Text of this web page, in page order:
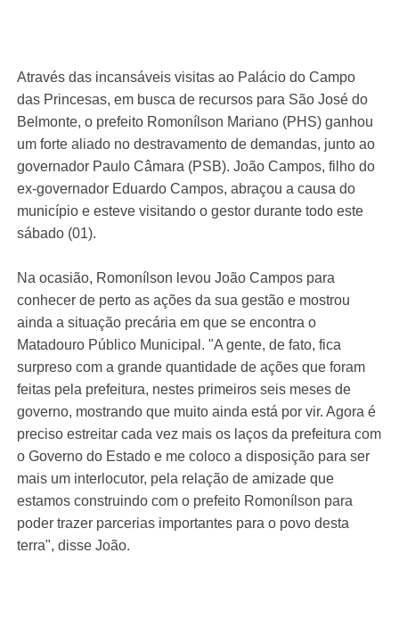
Através das incansáveis visitas ao Palácio do Campo
das Princesas, em busca de recursos para São José do
Belmonte, o prefeito Romonílson Mariano (PHS) ganhou
um forte aliado no destravamento de demandas, junto ao
governador Paulo Câmara (PSB). João Campos, filho do
ex-governador Eduardo Campos, abraçou a causa do
município e esteve visitando o gestor durante todo este
sábado (01).
Na ocasião, Romonílson levou João Campos para
conhecer de perto as ações da sua gestão e mostrou
ainda a situação precária em que se encontra o
Matadouro Público Municipal. "A gente, de fato, fica
surpreso com a grande quantidade de ações que foram
feitas pela prefeitura, nestes primeiros seis meses de
governo, mostrando que muito ainda está por vir. Agora é
preciso estreitar cada vez mais os laços da prefeitura com
o Governo do Estado e me coloco a disposição para ser
mais um interlocutor, pela relação de amizade que
estamos construindo com o prefeito Romonílson para
poder trazer parcerias importantes para o povo desta
terra", disse João.